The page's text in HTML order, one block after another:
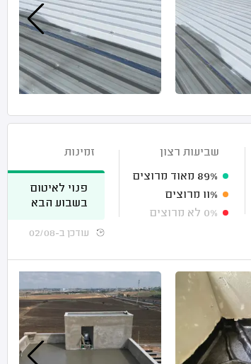
שביעות רצון
89% מאוד מרוצים
11% מרוצים
0% לא מרוצים
זמינות
פנוי לאיטום
בשבוע הבא
עודכן ב-02/08